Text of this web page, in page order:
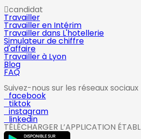
candidat
Travailler
Travailler en Intérim
Travailler dans L'hotellerie
Simulateur de chiffre
d'affaire
Travailler à Lyon
Blog
FAQ
Suivez-nous sur les réseaux sociaux
facebook
tiktok
instagram
linkedin
TÉLÉCHARGER L’APPLICATION